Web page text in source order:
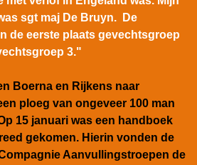
sgt maj De Bruyn. De
de eerste plaats gevechtsgroep
3."
Boerna en Rijkens naar
ploeg van ongeveer 100 man
15 januari was een handboek
gekomen. Hierin vonden de
Aanvullingstroepen de